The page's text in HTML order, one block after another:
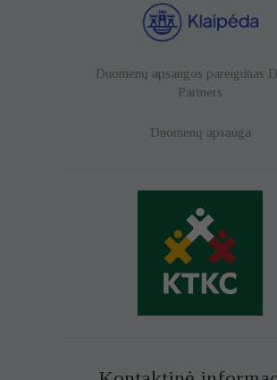
Duomenų apsaugos pareigūnas
Partners
Duomenų apsauga